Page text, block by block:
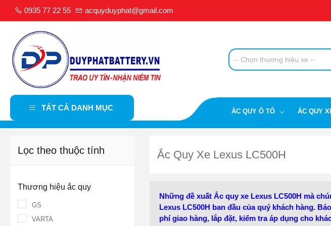
0935 77 22 55 acquyduyphat@gmail.com
-- Chọn thương hiệu xe --
TẤT CẢ DANH MỤC ẮC QUY Ô TÔ ẮC QUY
Lọc theo thuộc tính
Thương hiệu ắc quy
GS
VARTA
Ắc Quy Xe Lexus LC500H
Những đề xuất Ắc quy xe Lexus LC500H mà
Lexus LC500H ban đầu của quý khách hàng.
phí giao hàng, lắp đặt, kiểm tra áp dụng cho